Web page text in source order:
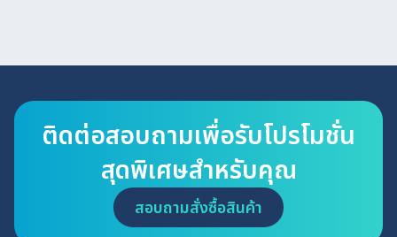
ติดต่อสอบถามเพื่อรับโปรโมชั่น
สุดพิเศษสำหรับคุณ
สอบถามสั่งซื้อสินค้า